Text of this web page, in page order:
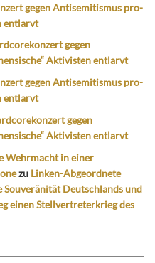
gegen Antisemitismus pro-
entlarvt
gegen
Aktivisten entlarvt
gegen Antisemitismus pro-
entlarvt
gegen
Aktivisten entlarvt
Wehrmacht in einer
zu Linken-Abgeordnete
Souveränität Deutschlands und
einen Stellvertreterkrieg des